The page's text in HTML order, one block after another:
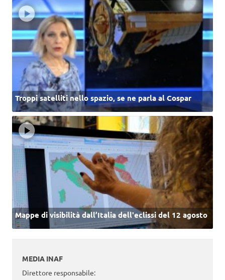
Troppi satelliti nello spazio, se ne parla al Cospar
Mappe di visibilità dall’Italia dell'eclissi del 12 agosto
MEDIA INAF
Direttore responsabile: